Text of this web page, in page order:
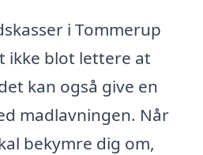
i Tommerup
ikke blot lettere at
kan også give en
madlavningen. Når
bekymre dig om,